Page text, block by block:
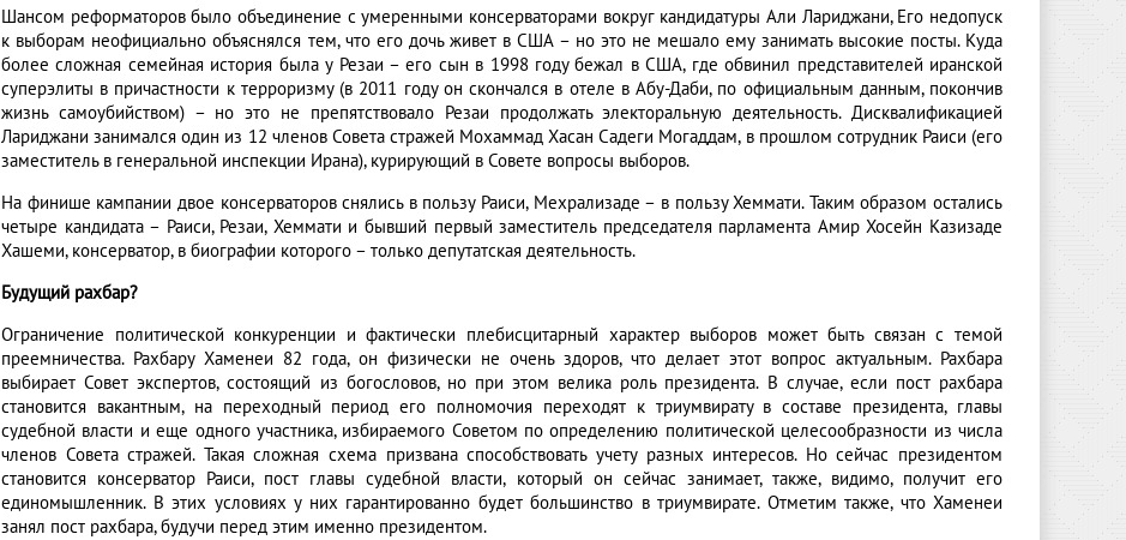
Шансом реформаторов было объединение с умеренными консерваторами вокруг кандидатуры Али Лариджани, Его недопуск
к выборам неофициально объяснялся тем, что его дочь живет в США – но это не мешало ему занимать высокие посты. Куда
более сложная семейная история была у Резаи – его сын в 1998 году бежал в США, где обвинил представителей иранской
суперэлиты в причастности к терроризму (в 2011 году он скончался в отеле в Абу-Даби, по официальным данным, покончив
жизнь самоубийством) – но это не препятствовало Резаи продолжать электоральную деятельность. Дисквалификацией
Лариджани занимался один из 12 членов Совета стражей Мохаммад Хасан Садеги Могаддам, в прошлом сотрудник Раиси (его
заместитель в генеральной инспекции Ирана), курирующий в Совете вопросы выборов.
На финише кампании двое консерваторов снялись в пользу Раиси, Мехрализаде – в пользу Хеммати. Таким образом остались
четыре кандидата – Раиси, Резаи, Хеммати и бывший первый заместитель председателя парламента Амир Хосейн Казизаде
Хашеми, консерватор, в биографии которого – только депутатская деятельность.
Будущий рахбар?
Ограничение политической конкуренции и фактически плебисцитарный характер выборов может быть связан с темой
преемничества. Рахбару Хаменеи 82 года, он физически не очень здоров, что делает этот вопрос актуальным. Рахбара
выбирает Совет экспертов, состоящий из богословов, но при этом велика роль президента. В случае, если пост рахбара
становится вакантным, на переходный период его полномочия переходят к триумвирату в составе президента, главы
судебной власти и еще одного участника, избираемого Советом по определению политической целесообразности из числа
членов Совета стражей. Такая сложная схема призвана способствовать учету разных интересов. Но сейчас президентом
становится консерватор Раиси, пост главы судебной власти, который он сейчас занимает, также, видимо, получит его
единомышленник. В этих условиях у них гарантированно будет большинство в триумвирате. Отметим также, что Хаменеи
занял пост рахбара, будучи перед этим именно президентом.